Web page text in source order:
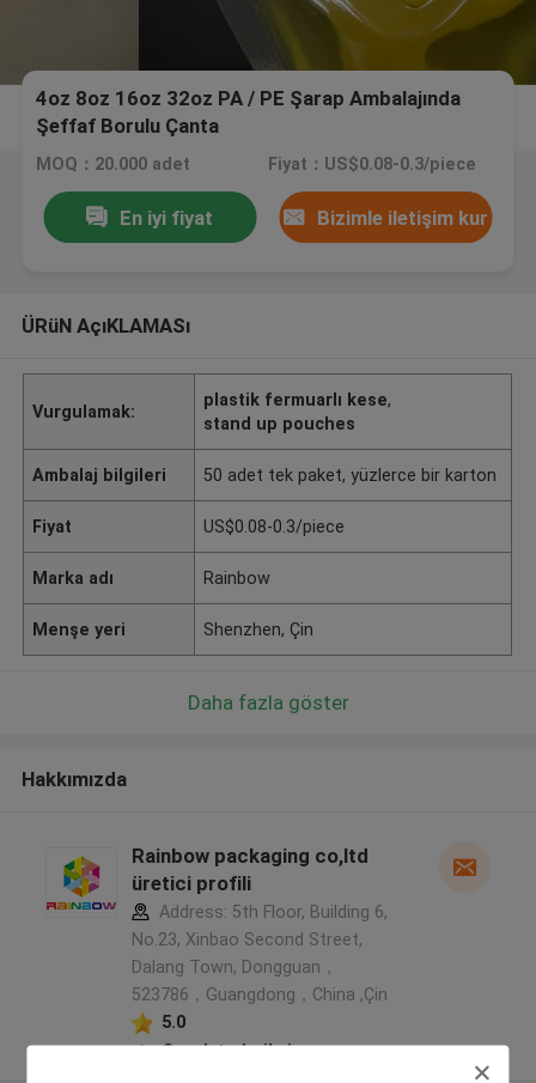
4oz 8oz 16oz 32oz PA / PE Şarap Ambalajında ​​
Şeffaf Borulu Çanta
MOQ：20.000 adet Fiyat：US$0.08-0.3/piece
En iyi fiyat Bizimle iletişim kur
ÜRüN AçıKLAMASı
Vurgulamak:
plastik fermuarlı kese,
stand up pouches
Ambalaj bilgileri 50 adet tek paket, yüzlerce bir karton
Fiyat US$0.08-0.3/piece
Marka adı Rainbow
Menşe yeri Shenzhen, Çin
Daha fazla göster
Hakkımızda
Rainbow packaging co,ltd
üretici profili
Address: 5th Floor, Building 6,
No.23, Xinbao Second Street,
Dalang Town, Dongguan，
523786，Guangdong，China ,Çin
5.0
Onaylı tedarikçi